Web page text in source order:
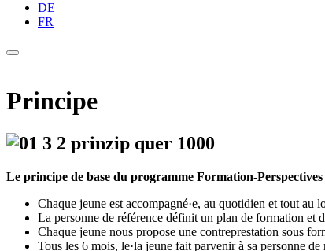
DE
FR
Principe
Le principe de base du programme Formation-
Chaque jeune est accompagné·e, au quotidien et tout
La personne de référence définit un plan de formation et
Chaque jeune nous propose une contreprestation sous
Tous les 6 mois, le·la jeune fait parvenir à sa personne